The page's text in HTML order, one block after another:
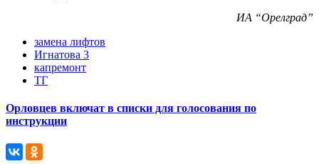
ИА “Орелград”
замена лифтов
Игнатова 3
капремонт
ТГ
Орловцев включат в списки для голосования по
инструкции